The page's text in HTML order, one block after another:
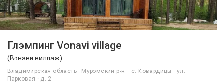
Глэмпинг Vonavi village
(Вонави виллаж)
Владимирская область · Муромский р-н. · с. Ковардицы · ул.
Парковая · д. 2